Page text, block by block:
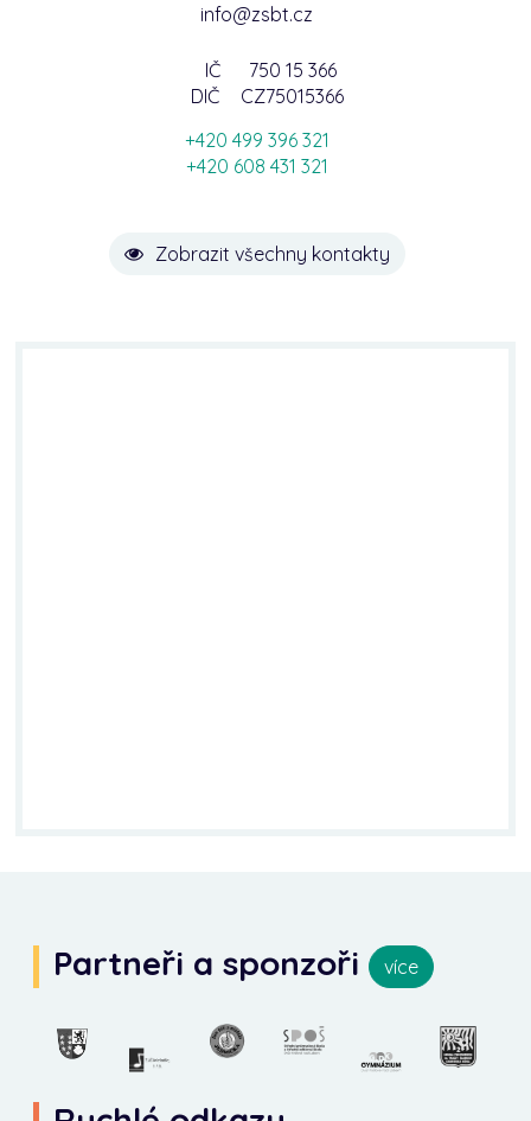
info@zsbt.cz
IČ
750 15 366
DIČ
CZ75015366
+420 499 396 321
+420 608 431 321
Zobrazit všechny kontakty
Partneři a sponzoři více